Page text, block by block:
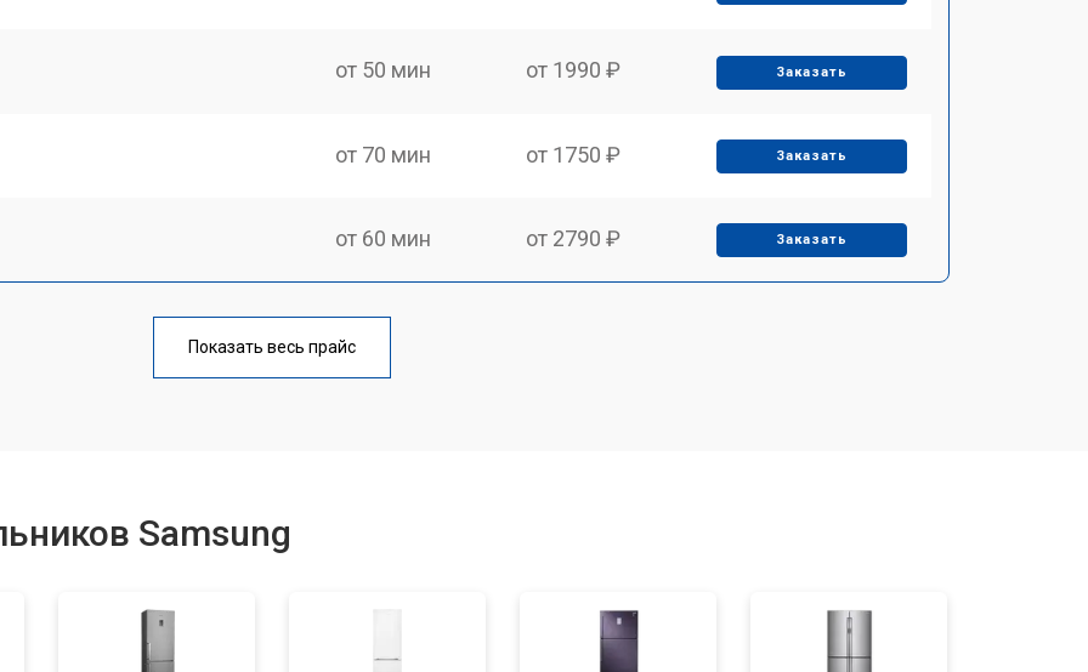
от 50 мин от 1990 ₽ Заказать
от 70 мин от 1750 ₽ Заказать
от 60 мин от 2790 ₽ Заказать
от 60 мин
от 70 мин от 1810 ₽ Заказать
Показать весь прайс
Samsung